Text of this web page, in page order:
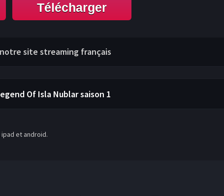
Télécharger
site streaming français
Of Isla Nublarsaison 1
et android.